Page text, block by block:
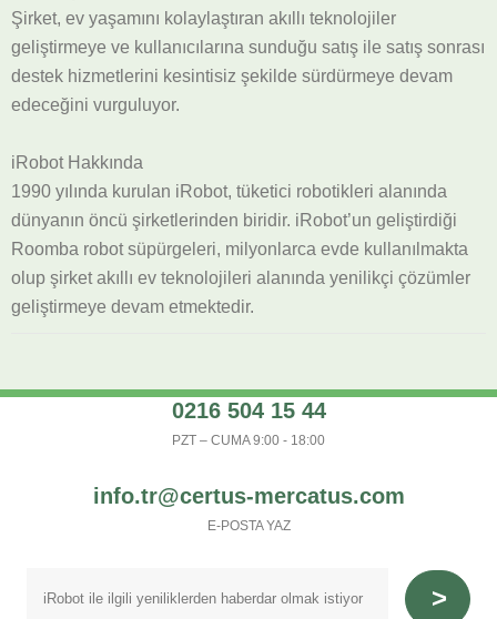
Şirket, ev yaşamını kolaylaştıran akıllı teknolojiler
geliştirmeye ve kullanıcılarına sunduğu satış ile satış sonrası
destek hizmetlerini kesintisiz şekilde sürdürmeye devam
edeceğini vurguluyor.
iRobot Hakkında
1990 yılında kurulan iRobot, tüketici robotikleri alanında
dünyanın öncü şirketlerinden biridir. iRobot’un geliştirdiği
Roomba robot süpürgeleri, milyonlarca evde kullanılmakta
olup şirket akıllı ev teknolojileri alanında yenilikçi çözümler
geliştirmeye devam etmektedir.
0216 504 15 44
PZT – CUMA 9:00 - 18:00
info.tr@certus-mercatus.com
E-POSTA YAZ